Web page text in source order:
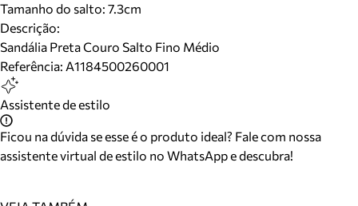
Tamanho do salto: 7.3cm
Descrição:
Sandália Preta Couro Salto Fino Médio
Referência: A1184500260001
Assistente de estilo
Ficou na dúvida se esse é o produto ideal? Fale com nossa
assistente virtual de estilo no WhatsApp e descubra!